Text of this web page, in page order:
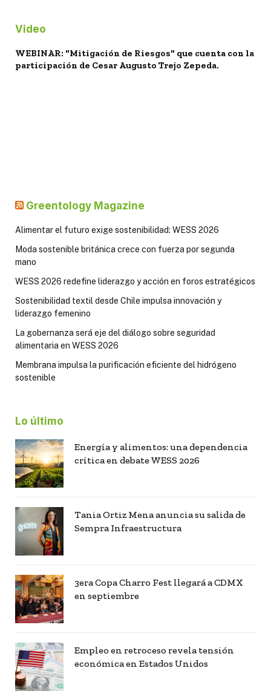
Video
WEBINAR: "Mitigación de Riesgos" que cuenta con la
participación de Cesar Augusto Trejo Zepeda.
Greentology Magazine
Alimentar el futuro exige sostenibilidad: WESS 2026
Moda sostenible británica crece con fuerza por segunda
mano
WESS 2026 redefine liderazgo y acción en foros estratégicos
Sostenibilidad textil desde Chile impulsa innovación y
liderazgo femenino
La gobernanza será eje del diálogo sobre seguridad
alimentaria en WESS 2026
Membrana impulsa la purificación eficiente del hidrógeno
sostenible
Lo último
Energía y alimentos: una dependencia
crítica en debate WESS 2026
Tania Ortiz Mena anuncia su salida de
Sempra Infraestructura
3era Copa Charro Fest llegará a CDMX
en septiembre
Empleo en retroceso revela tensión
económica en Estados Unidos